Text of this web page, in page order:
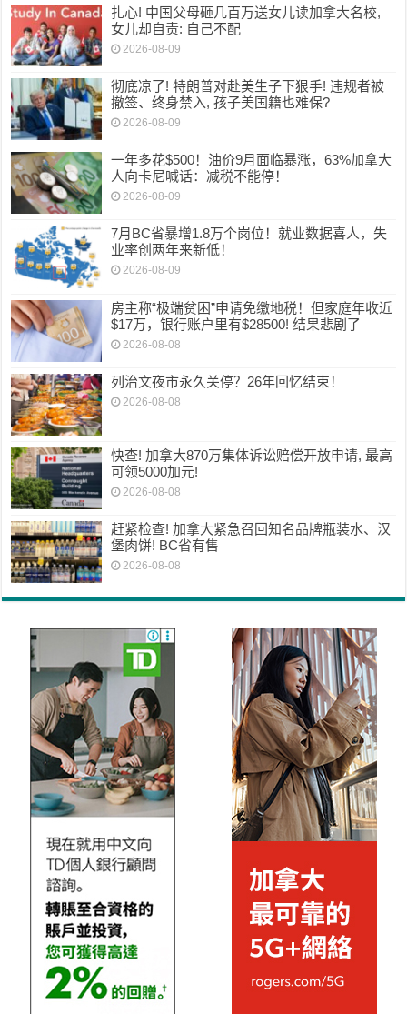
扎心! 中国父母砸几百万送女儿读加拿大名校,
女儿却自责: 自己不配
2026-08-09
彻底凉了! 特朗普对赴美生子下狠手! 违规者被
撤签、终身禁入, 孩子美国籍也难保?
2026-08-09
一年多花$500！油价9月面临暴涨，63%加拿大
人向卡尼喊话：减税不能停！
2026-08-09
7月BC省暴增1.8万个岗位！就业数据喜人，失
业率创两年来新低！
2026-08-09
房主称“极端贫困”申请免缴地税！但家庭年收近
$17万，银行账户里有$28500! 结果悲剧了
2026-08-08
列治文夜市永久关停？26年回忆结束！
2026-08-08
快查! 加拿大870万集体诉讼赔偿开放申请, 最高
可领5000加元!
2026-08-08
赶紧检查! 加拿大紧急召回知名品牌瓶装水、汉
堡肉饼! BC省有售
2026-08-08